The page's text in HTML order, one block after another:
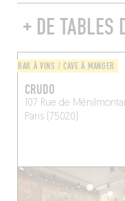
+ DE TABLES
BAR À VINS / CAVE À MANGER
CRUDO
107 Rue de
Paris (75020)